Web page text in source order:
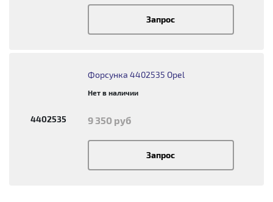
Запрос
4402535
Форсунка 4402535 Opel
Нет в наличии
9 350 руб
Запрос